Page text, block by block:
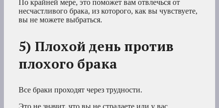
По крайней мере, это поможет вам отвлечься от
несчастливого брака, из которого, как вы чувствуете,
вы не можете выбраться.
5) Плохой день против
плохого брака
Все браки проходят через трудности.
Это не значит, что вы не страдаете или у вас